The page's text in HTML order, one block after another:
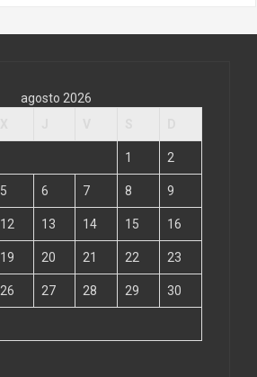
agosto 2026
1 2
5 6 7 8 9
12 13 14 15 16
19 20 21 22 23
26 27 28 29 30